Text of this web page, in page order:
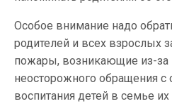
Особое внимание надо
родителей и всех взрослых
пожары, возникающие из-за
неосторожного обращения с
воспитания детей в семье